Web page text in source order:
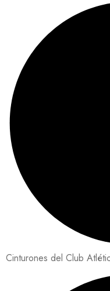
Cinturones del Club